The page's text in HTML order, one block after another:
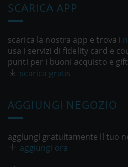
SCARICA APP
scarica la nostra app e trova i
usa i servizi di fidelity card e
punti per i buoni acquisto e
scarica gratis
AGGIUNGI NEGOZIO
aggiungi gratuitamente il tuo
aggiungi ora